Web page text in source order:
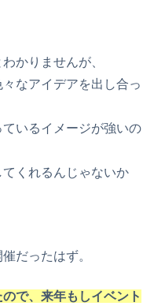
かりませんが、
なアイデアを出し合っ
いるイメージが強いの
くれるんじゃないか
だったはず。
で、来年もしイベント